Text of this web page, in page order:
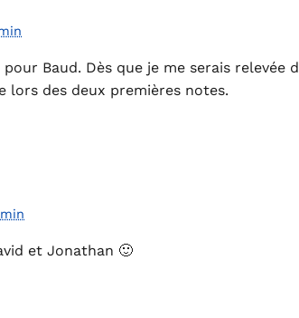
Baud. Dès que je me serais relevée
lors des deux premières notes.
et Jonathan 🙂